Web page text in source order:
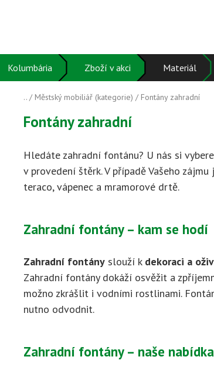
Kolumbária Zboží v akci Materiál
.. / Městský mobiliář (kategorie) / Fontány zahradní
Fontány zahradní
Hledáte zahradní fontánu? U nás si
v provedení štěrk. V případě Vašeho
teraco, vápenec a mramorové drtě.
Zahradní fontány – kam se hodí
Zahradní fontány slouží k dekoraci a
Zahradní fontány dokáží osvěžit a
možno zkrášlit i vodními rostlinami.
nutno odvodnit.
Zahradní fontány – naše nabídka